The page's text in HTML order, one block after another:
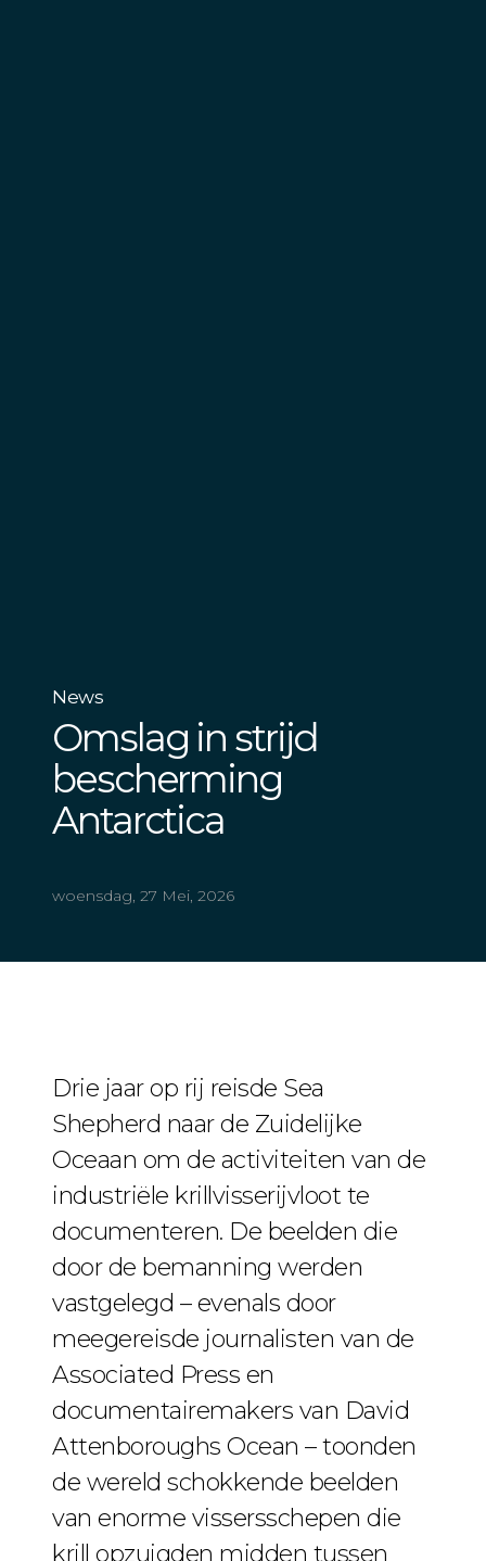
News
Omslag in strijd
bescherming
Antarctica
woensdag, 27 Mei, 2026
Drie jaar op rij reisde Sea
Shepherd naar de Zuidelijke
Oceaan om de activiteiten van de
industriële krillvisserijvloot te
documenteren. De beelden die
door de bemanning werden
vastgelegd – evenals door
meegereisde journalisten van de
Associated Press en
documentairemakers van David
Attenboroughs Ocean – toonden
de wereld schokkende beelden
van enorme vissersschepen die
krill opzuigden midden tussen